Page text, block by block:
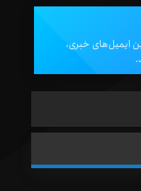
ایمیل‌های خبری،